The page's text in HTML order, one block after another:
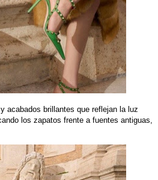
acabados brillantes que reflejan la luz
los zapatos frente a fuentes antiguas,